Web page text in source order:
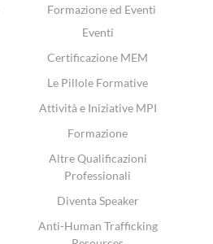
Formazione ed Eventi
Eventi
Certificazione MEM
Le Pillole Formative
Attività e Iniziative MPI
Formazione
Altre Qualificazioni
Professionali
Diventa Speaker
Anti-Human Trafficking